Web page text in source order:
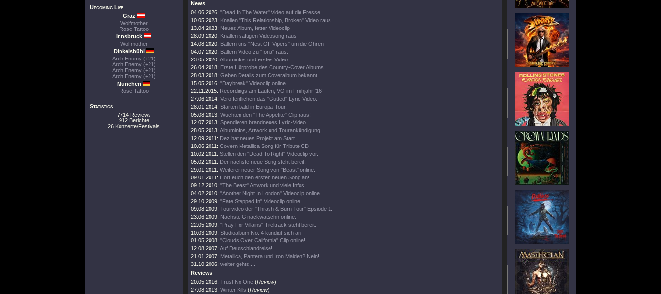
Upcoming Live
Graz
Wolfmother
Rose Tattoo
Innsbruck
Wolfmother
Dinkelsbühl
Arch Enemy (+21)
Arch Enemy (+21)
Arch Enemy (+21)
Arch Enemy (+21)
München
Rose Tattoo
Statistics
7714 Reviews
912 Berichte
26 Konzerte/Festivals
News
04.06.2026: "Dead In The Water" Video auf die Fresse
10.05.2023: Knallen "This Relationship, Broken" Video raus
13.04.2023: Neues Album, fetter Videoclip
28.09.2020: Knallen saftigen Videosong raus
14.08.2020: Ballern uns "Nest OF Vipers" um die Ohren
04.07.2020: Ballern Video zu "Iona" raus.
23.05.2020: Albuminfos und erstes Video.
26.04.2018: Erste Hörprobe des Country-Cover Albums
28.03.2018: Geben Details zum Coveralbum bekannt
15.05.2016: "Daybreak" Videoclip online
22.11.2015: Recordings am Laufen, VÖ im Frühjahr '16
27.06.2014: Veröffentlichen das "Gutted" Lyric-Video.
28.01.2014: Starten bald in Europa-Tour.
05.08.2013: Wuchten den "The Appetite" Clip raus!
12.07.2013: Spendieren brandneues Lyric-Video
28.05.2013: Albuminfos, Artwork und Tourankündigung.
12.09.2011: Dez hat neues Projekt am Start
10.06.2011: Covern Metallica Song für Tribute CD
10.02.2011: Stellen den "Dead To Right" Videoclip vor.
05.02.2011: Der nächste neue Song steht bereit.
29.01.2011: Weiterer neuer Song von "Beast" online.
09.01.2011: Hört euch den ersten neuen Song an!
09.12.2010: "The Beast" Artwork und viele Infos.
04.02.2010: "Another Night In London" Videoclip online.
29.10.2009: "Fate Stepped In" Videoclip online.
09.08.2009: Tourvideo der "Thrash & Burn Tour" Epsiode 1.
23.06.2009: Nächste G’nackwatschn online.
22.05.2009: "Pray For Villains" Titeltrack steht bereit.
10.03.2009: Studioalbum No. 4 kündigt sich an
01.05.2008: "Clouds Over California" Clip online!
12.08.2007: Auf Deutschlandreise!
21.01.2007: Metallica, Pantera und Iron Maiden? Nein!
31.10.2006: weiter gehts....
Reviews
20.05.2016: Trust No One (Review)
27.08.2013: Winter Kills (Review)